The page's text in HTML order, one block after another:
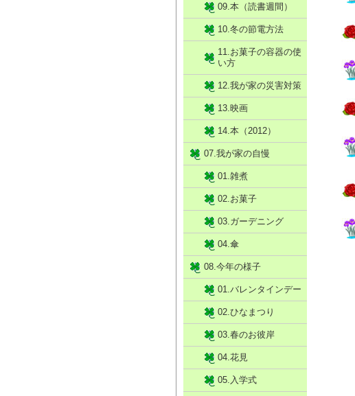
09.本（読書週間）
10.冬の節電方法
11.お菓子の容器の使
い方
12.我が家の災害対策
13.映画
14.本（2012）
07.我が家の自慢
01.雑煮
02.お菓子
03.ガーデニング
04.傘
08.今年の様子
01.バレンタインデー
02.ひなまつり
03.春のお彼岸
04.花見
05.入学式